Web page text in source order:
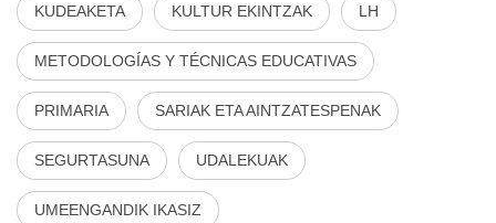
KUDEAKETA KULTUR EKINTZAK LH
METODOLOGÍAS Y TÉCNICAS EDUCATIVAS
PRIMARIA SARIAK ETA AINTZATESPENAK
SEGURTASUNA UDALEKUAK
UMEENGANDIK IKASIZ